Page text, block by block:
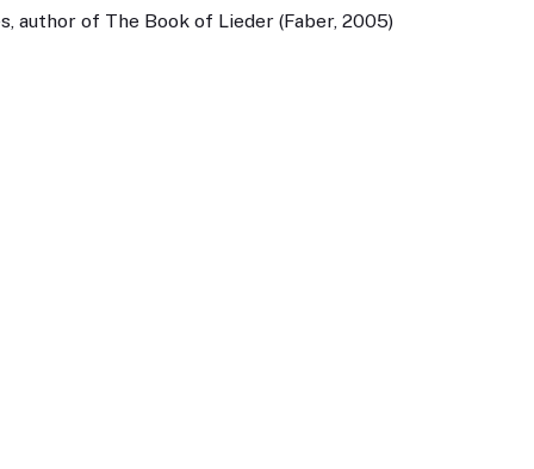
author of The Book of Lieder (Faber, 2005)